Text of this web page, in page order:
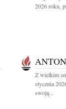
2026 roku,
Z wielkim
stycznia
swoją...